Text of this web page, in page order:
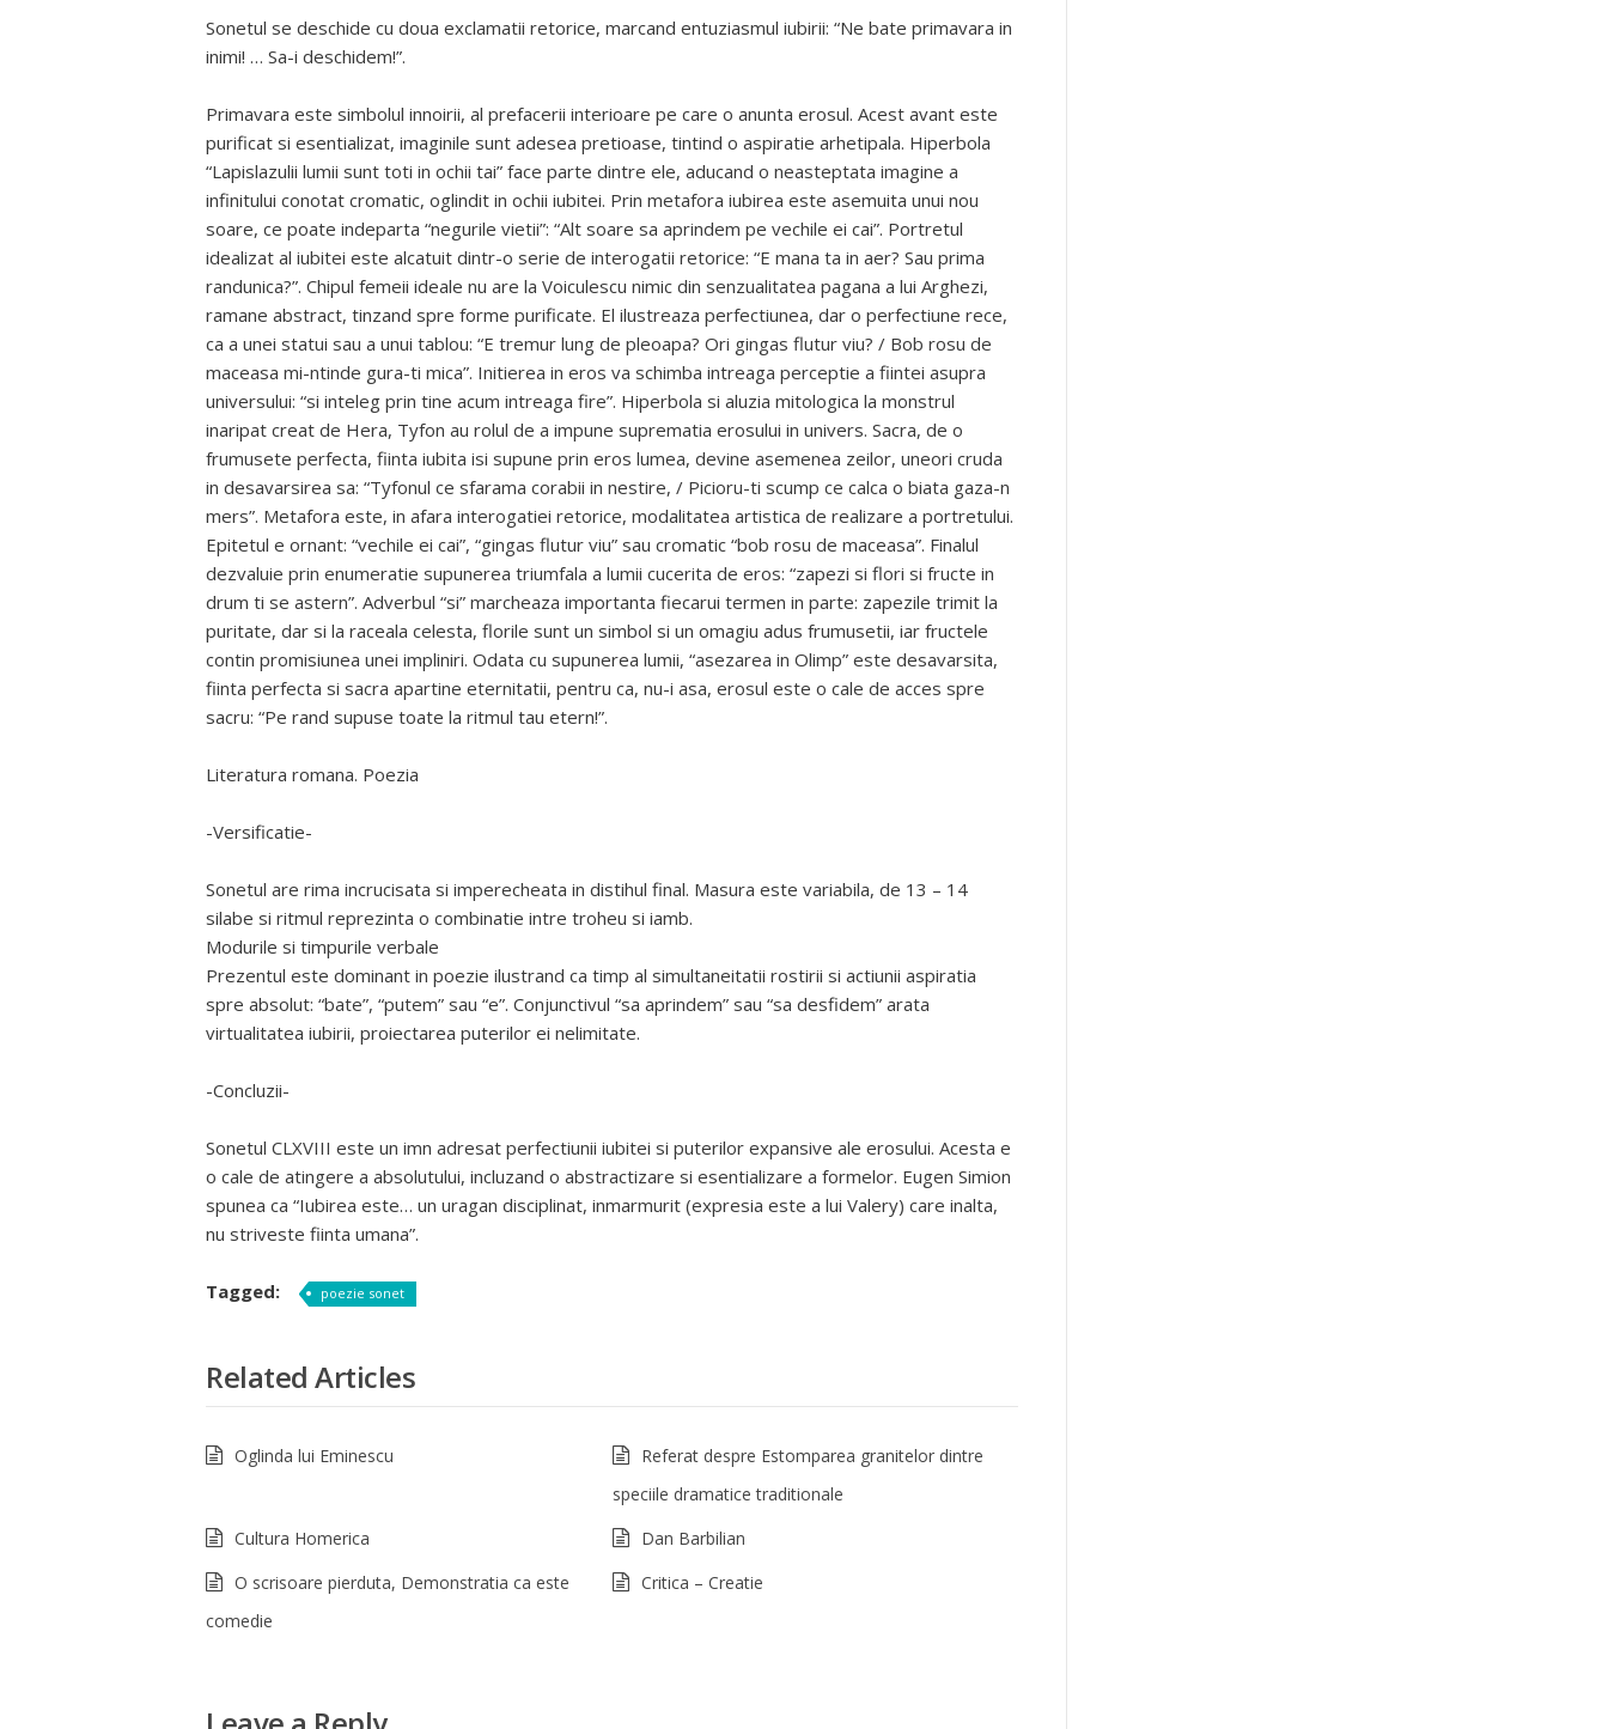
Sonetul se deschide cu doua exclamatii retorice, marcand entuziasmul iubirii: “Ne bate primavara in
inimi! … Sa-i deschidem!”.
Primavara este simbolul innoirii, al prefacerii interioare pe care o anunta erosul. Acest avant este
purificat si esentializat, imaginile sunt adesea pretioase, tintind o aspiratie arhetipala. Hiperbola
“Lapislazulii lumii sunt toti in ochii tai” face parte dintre ele, aducand o neasteptata imagine a
infinitului conotat cromatic, oglindit in ochii iubitei. Prin metafora iubirea este asemuita unui nou
soare, ce poate indeparta “negurile vietii”: “Alt soare sa aprindem pe vechile ei cai”. Portretul
idealizat al iubitei este alcatuit dintr-o serie de interogatii retorice: “E mana ta in aer? Sau prima
randunica?”. Chipul femeii ideale nu are la Voiculescu nimic din senzualitatea pagana a lui Arghezi,
ramane abstract, tinzand spre forme purificate. El ilustreaza perfectiunea, dar o perfectiune rece,
ca a unei statui sau a unui tablou: “E tremur lung de pleoapa? Ori gingas flutur viu? / Bob rosu de
maceasa mi-ntinde gura-ti mica”. Initierea in eros va schimba intreaga perceptie a fiintei asupra
universului: “si inteleg prin tine acum intreaga fire”. Hiperbola si aluzia mitologica la monstrul
inaripat creat de Hera, Tyfon au rolul de a impune suprematia erosului in univers. Sacra, de o
frumusete perfecta, fiinta iubita isi supune prin eros lumea, devine asemenea zeilor, uneori cruda
in desavarsirea sa: “Tyfonul ce sfarama corabii in nestire, / Picioru-ti scump ce calca o biata gaza-n
mers”. Metafora este, in afara interogatiei retorice, modalitatea artistica de realizare a portretului.
Epitetul e ornant: “vechile ei cai”, “gingas flutur viu” sau cromatic “bob rosu de maceasa”. Finalul
dezvaluie prin enumeratie supunerea triumfala a lumii cucerita de eros: “zapezi si flori si fructe in
drum ti se astern”. Adverbul “si” marcheaza importanta fiecarui termen in parte: zapezile trimit la
puritate, dar si la raceala celesta, florile sunt un simbol si un omagiu adus frumusetii, iar fructele
contin promisiunea unei impliniri. Odata cu supunerea lumii, “asezarea in Olimp” este desavarsita,
fiinta perfecta si sacra apartine eternitatii, pentru ca, nu-i asa, erosul este o cale de acces spre
sacru: “Pe rand supuse toate la ritmul tau etern!”.
Literatura romana. Poezia
-Versificatie-
Sonetul are rima incrucisata si imperecheata in distihul final. Masura este variabila, de 13 – 14
silabe si ritmul reprezinta o combinatie intre troheu si iamb.
Modurile si timpurile verbale
Prezentul este dominant in poezie ilustrand ca timp al simultaneitatii rostirii si actiunii aspiratia
spre absolut: “bate”, “putem” sau “e”. Conjunctivul “sa aprindem” sau “sa desfidem” arata
virtualitatea iubirii, proiectarea puterilor ei nelimitate.
-Concluzii-
Sonetul CLXVIII este un imn adresat perfectiunii iubitei si puterilor expansive ale erosului. Acesta e
o cale de atingere a absolutului, incluzand o abstractizare si esentializare a formelor. Eugen Simion
spunea ca “Iubirea este… un uragan disciplinat, inmarmurit (expresia este a lui Valery) care inalta,
nu striveste fiinta umana”.
Tagged: poezie sonet
Related Articles
Oglinda lui Eminescu
Referat despre Estomparea granitelor dintre
speciile dramatice traditionale
Cultura Homerica
Dan Barbilian
O scrisoare pierduta, Demonstratia ca este
comedie
Critica – Creatie